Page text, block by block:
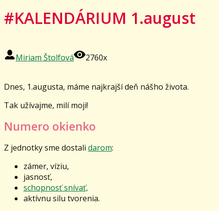
#KALENDÁRIUM 1.august
Miriam Štolfová 2760x
Dnes, 1.augusta, máme najkrajší deň nášho života.
Tak užívajme, milí moji!
Numero okienko
Z jednotky sme dostali darom:
zámer, víziu,
jasnosť,
schopnosť snívať,
aktívnu silu tvorenia.